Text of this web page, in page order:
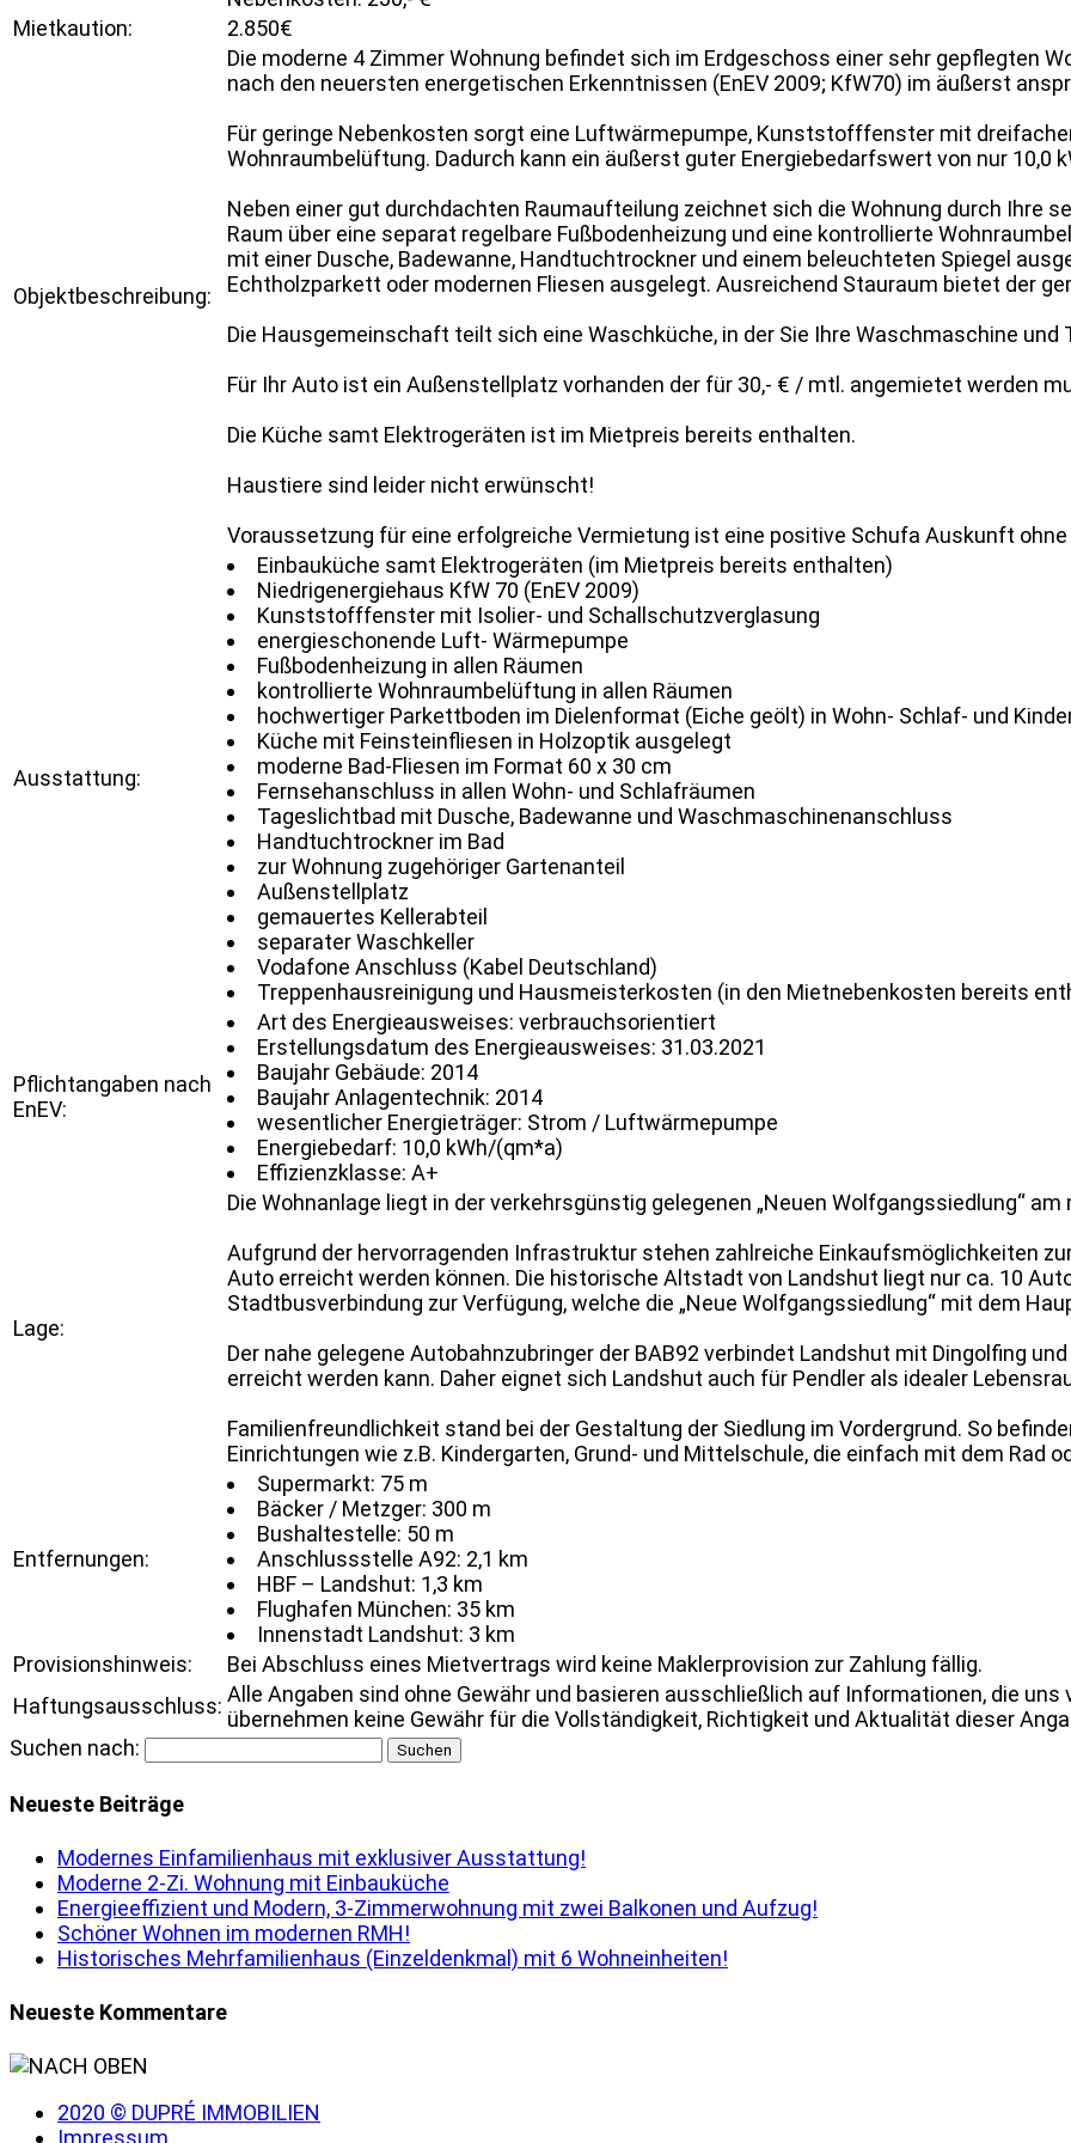
Mietkaution:
2.850€
Objektbeschreibung:
Die moderne 4 Zimmer Wohnung befindet sich im Erdgeschoss einer sehr gepflegten
nach den neuersten energetischen Erkenntnissen (EnEV 2009; KfW70) im äußerst
Für geringe Nebenkosten sorgt eine Luftwärmepumpe, Kunststofffenster mit
Wohnraumbelüftung. Dadurch kann ein äußerst guter Energiebedarfswert von nur 10,0
Neben einer gut durchdachten Raumaufteilung zeichnet sich die Wohnung durch Ihre
Raum über eine separat regelbare Fußbodenheizung und eine kontrollierte
mit einer Dusche, Badewanne, Handtuchtrockner und einem beleuchteten Spiegel
Echtholzparkett oder modernen Fliesen ausgelegt. Ausreichend Stauraum bietet der
Die Hausgemeinschaft teilt sich eine Waschküche, in der Sie Ihre Waschmaschine und
Für Ihr Auto ist ein Außenstellplatz vorhanden der für 30,- € / mtl. angemietet werden
Die Küche samt Elektrogeräten ist im Mietpreis bereits enthalten.
Haustiere sind leider nicht erwünscht!
Voraussetzung für eine erfolgreiche Vermietung ist eine positive Schufa Auskunft
Ausstattung:
Einbauküche samt Elektrogeräten (im Mietpreis bereits enthalten)
Niedrigenergiehaus KfW 70 (EnEV 2009)
Kunststofffenster mit Isolier- und Schallschutzverglasung
energieschonende Luft- Wärmepumpe
Fußbodenheizung in allen Räumen
kontrollierte Wohnraumbelüftung in allen Räumen
hochwertiger Parkettboden im Dielenformat (Eiche geölt) in Wohn- Schlaf- und
Küche mit Feinsteinfliesen in Holzoptik ausgelegt
moderne Bad-Fliesen im Format 60 x 30 cm
Fernsehanschluss in allen Wohn- und Schlafräumen
Tageslichtbad mit Dusche, Badewanne und Waschmaschinenanschluss
Handtuchtrockner im Bad
zur Wohnung zugehöriger Gartenanteil
Außenstellplatz
gemauertes Kellerabteil
separater Waschkeller
Vodafone Anschluss (Kabel Deutschland)
Treppenhausreinigung und Hausmeisterkosten (in den Mietnebenkosten bereits
Pflichtangaben nach
EnEV:
Art des Energieausweises: verbrauchsorientiert
Erstellungsdatum des Energieausweises: 31.03.2021
Baujahr Gebäude: 2014
Baujahr Anlagentechnik: 2014
wesentlicher Energieträger: Strom / Luftwärmepumpe
Energiebedarf: 10,0 kWh/(qm*a)
Effizienzklasse: A+
Lage:
Die Wohnanlage liegt in der verkehrsgünstig gelegenen „Neuen Wolfgangssiedlung“
Aufgrund der hervorragenden Infrastruktur stehen zahlreiche Einkaufsmöglichkeiten
Auto erreicht werden können. Die historische Altstadt von Landshut liegt nur ca. 10
Stadtbusverbindung zur Verfügung, welche die „Neue Wolfgangssiedlung“ mit dem
Der nahe gelegene Autobahnzubringer der BAB92 verbindet Landshut mit Dingolfing
erreicht werden kann. Daher eignet sich Landshut auch für Pendler als idealer
Familienfreundlichkeit stand bei der Gestaltung der Siedlung im Vordergrund. So
Einrichtungen wie z.B. Kindergarten, Grund- und Mittelschule, die einfach mit dem Rad
Entfernungen:
Supermarkt: 75 m
Bäcker / Metzger: 300 m
Bushaltestelle: 50 m
Anschlussstelle A92: 2,1 km
HBF – Landshut: 1,3 km
Flughafen München: 35 km
Innenstadt Landshut: 3 km
Provisionshinweis:
Bei Abschluss eines Mietvertrags wird keine Maklerprovision zur Zahlung fällig.
Haftungsausschluss: Alle Angaben sind ohne Gewähr und basieren ausschließlich auf Informationen, die
übernehmen keine Gewähr für die Vollständigkeit, Richtigkeit und Aktualität dieser
Suchen nach:
Neueste Beiträge
Modernes Einfamilienhaus mit exklusiver Ausstattung!
Moderne 2-Zi. Wohnung mit Einbauküche
Energieeffizient und Modern, 3-Zimmerwohnung mit zwei Balkonen und Aufzug!
Schöner Wohnen im modernen RMH!
Historisches Mehrfamilienhaus (Einzeldenkmal) mit 6 Wohneinheiten!
Neueste Kommentare
2020 © DUPRÉ IMMOBILIEN
Impressum